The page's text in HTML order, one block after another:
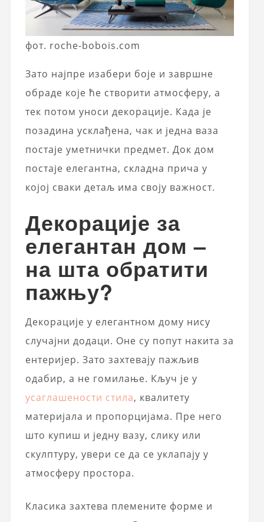
фот. roche-bobois.com
Зато најпре изабери боје и завршне
обраде које ће створити атмосферу, а
тек потом уноси декорације. Када је
позадина усклађена, чак и једна ваза
постаје уметнички предмет. Док дом
постаје елегантна, складна прича у
којој сваки детаљ има своју важност.
Декорације за
елегантан дом –
на шта обратити
пажњу?
Декорације у елегантном дому нису
случајни додаци. Оне су попут накита за
ентеријер. Зато захтевају пажљив
одабир, а не гомилање. Кључ је у
усаглашености стила, квалитету
материјала и пропорцијама. Пре него
што купиш и једну вазу, слику или
скулптуру, увери се да се уклапају у
атмосферу простора.
Класика захтева племените форме и